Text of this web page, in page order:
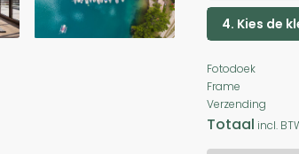
4. Kies de
Fotodoek
Frame
Verzending
Totaal incl.